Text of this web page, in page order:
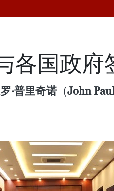
各国政
·普里奇诺（John